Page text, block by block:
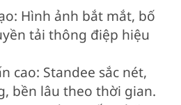
Hình ảnh bắt mắt, bố
tải thông điệp hiệu
cao: Standee sắc nét,
bền lâu theo thời gian.